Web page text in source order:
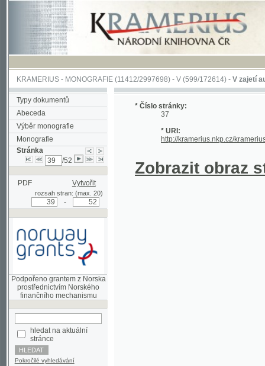
KRAMERIUS-MONOGRAFIE(11412/2997698) -V (599/172614)-V zajetí
Typy dokumentů
Abeceda
Výběr monografie
Monografie
Stránka
/52
PDF Vytvořit
rozsah stran: (max. 20)
Podpořeno grantem z Norska
prostřednictvím Norského
hledat na aktuální
stránce
Pokročilé vyhledávání
* Číslo stránky:
37
* URI:
http://kramerius.nkp.cz/kramerius/